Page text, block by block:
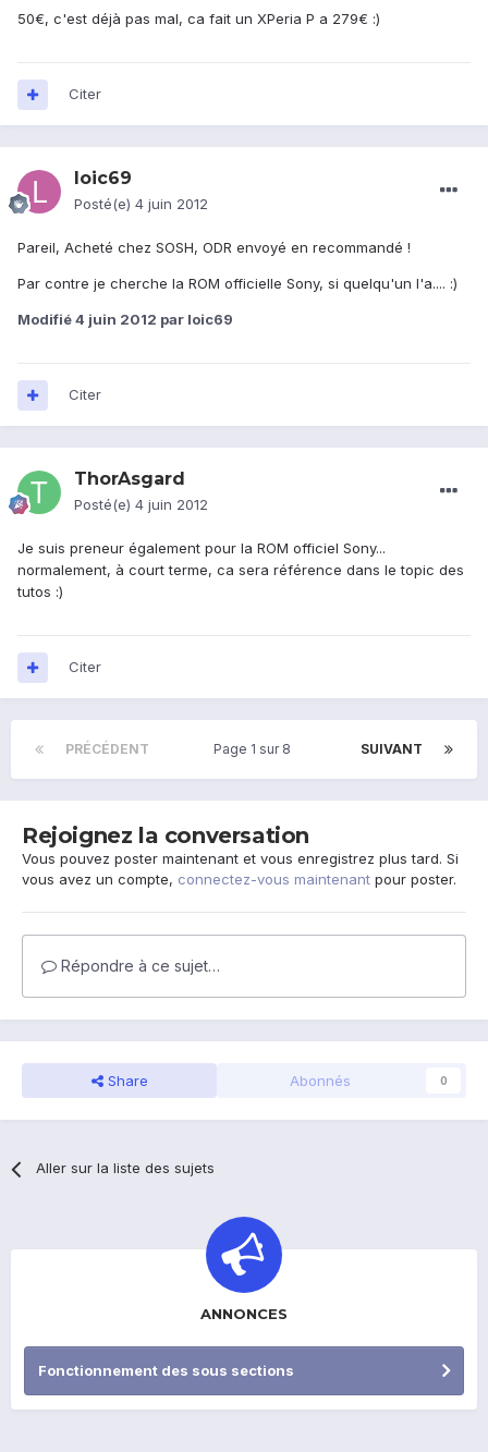
50€, c'est déjà pas mal, ca fait un XPeria P a 279€ :)
Citer
loic69
Posté(e) 4 juin 2012
Pareil, Acheté chez SOSH, ODR envoyé en recommandé !
Par contre je cherche la ROM officielle Sony, si quelqu'un l'a.... :)
Modifié4 juin 2012 par loic69
Citer
ThorAsgard
Posté(e) 4 juin 2012
Je suis preneur également pour la ROM officiel Sony...
normalement, à court terme, ca sera référence dans le topic des
tutos :)
Citer
PRÉCÉDENT SUIVANT
Page 1 sur 8
Rejoignez la conversation
Vous pouvez poster maintenant et vous enregistrez plus tard. Si
vous avez un compte, connectez-vous maintenant pour poster.
Répondre à ce sujet…
Share Abonnés 0
Aller sur la liste des sujets
ANNONCES
Fonctionnement des sous sections